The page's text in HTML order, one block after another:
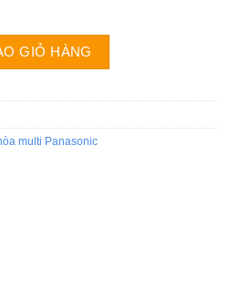
CU-4Z71WBH-8 |
GIỎ HÀNG
multi Panasonic